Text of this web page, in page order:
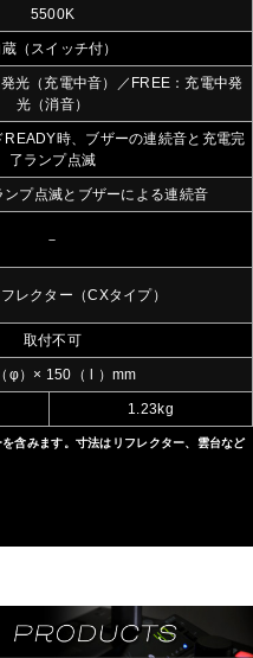
5500K
（スイッチ付）
光（充電中音）／FREE：充電中発
光（消音）
READY時、ブザーの連続音と充電完
了ランプ点滅
プ点滅とブザーによる連続音
－
レクター（CXタイプ）
取付不可
φ）× 150（ l ）mm
1.23kg
含みます。寸法はリフレクター、雲台など